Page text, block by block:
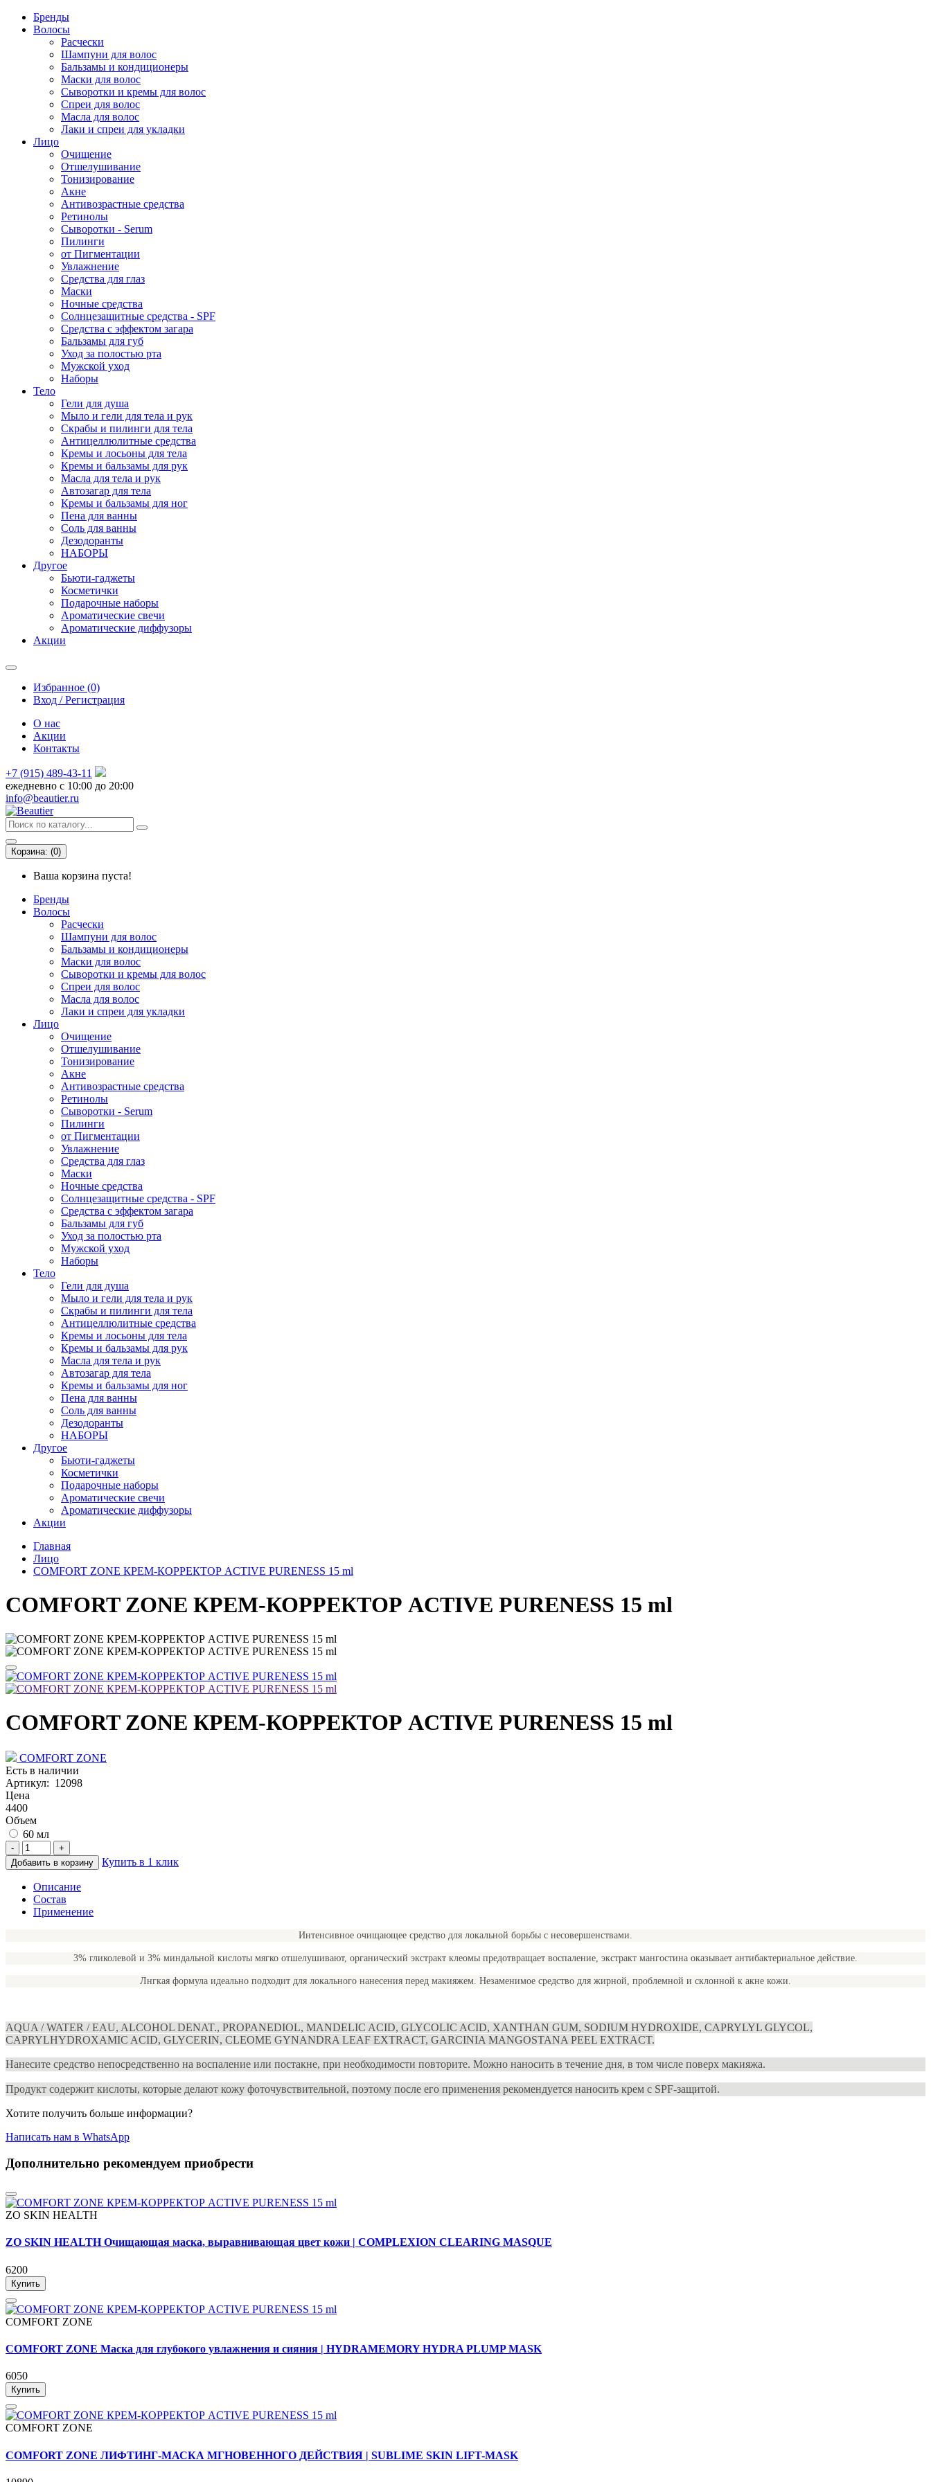
Бренды
Волосы
Расчески
Шампуни для волос
Бальзамы и кондиционеры
Маски для волос
Сыворотки и кремы для волос
Спреи для волос
Масла для волос
Лаки и спреи для укладки
Лицо
Очищение
Отшелушивание
Тонизирование
Акне
Антивозрастные средства
Ретинолы
Сыворотки - Serum
Пилинги
от Пигментации
Увлажнение
Средства для глаз
Маски
Ночные средства
Солнцезащитные средства - SPF
Средства c эффектом загара
Бальзамы для губ
Уход за полостью рта
Мужской уход
Наборы
Тело
Гели для душа
Мыло и гели для тела и рук
Скрабы и пилинги для тела
Антицеллюлитные средства
Кремы и лосьоны для тела
Кремы и бальзамы для рук
Масла для тела и рук
Автозагар для тела
Кремы и бальзамы для ног
Пена для ванны
Соль для ванны
Дезодоранты
НАБОРЫ
Другое
Бьюти-гаджеты
Косметички
Подарочные наборы
Ароматические свечи
Ароматические диффузоры
Акции
Избранное (0)
Вход / Регистрация
О нас
Акции
Контакты
+7 (915) 489-43-11
ежедневно с 10:00 до 20:00
info@beautier.ru
Корзина: (0)
Ваша корзина пуста!
Бренды
Волосы
Расчески
Шампуни для волос
Бальзамы и кондиционеры
Маски для волос
Сыворотки и кремы для волос
Спреи для волос
Масла для волос
Лаки и спреи для укладки
Лицо
Очищение
Отшелушивание
Тонизирование
Акне
Антивозрастные средства
Ретинолы
Сыворотки - Serum
Пилинги
от Пигментации
Увлажнение
Средства для глаз
Маски
Ночные средства
Солнцезащитные средства - SPF
Средства c эффектом загара
Бальзамы для губ
Уход за полостью рта
Мужской уход
Наборы
Тело
Гели для душа
Мыло и гели для тела и рук
Скрабы и пилинги для тела
Антицеллюлитные средства
Кремы и лосьоны для тела
Кремы и бальзамы для рук
Масла для тела и рук
Автозагар для тела
Кремы и бальзамы для ног
Пена для ванны
Соль для ванны
Дезодоранты
НАБОРЫ
Другое
Бьюти-гаджеты
Косметички
Подарочные наборы
Ароматические свечи
Ароматические диффузоры
Акции
Главная
Лицо
COMFORT ZONE КРЕМ-КОРРЕКТОР ACTIVE PURENESS 15 ml
COMFORT ZONE КРЕМ-КОРРЕКТОР ACTIVE PURENESS 15 ml
COMFORT ZONE КРЕМ-КОРРЕКТОР ACTIVE PURENESS 15 ml
COMFORT ZONE
Есть в наличии
Артикул: 12098
Цена
4400
Объем
60 мл
-
+
Добавить в корзину
Купить в 1 клик
Описание
Состав
Применение
Интенсивное очищающее средство для локальной борьбы с несовершенствами.
3% гликолевой и 3% миндальной кислоты мягко отшелушивают, органический экстракт клеомы предотвращает воспаление, экстракт мангостина оказывает антибактериальное действие.
Лнгкая формула идеально подходит для локального нанесения перед макияжем. Незаменимое средство для жирной, проблемной и склонной к акне кожи.
AQUA / WATER / EAU, ALCOHOL DENAT., PROPANEDIOL, MANDELIC ACID, GLYCOLIC ACID, XANTHAN GUM, SODIUM HYDROXIDE, CAPRYLYL GLYCOL,
CAPRYLHYDROXAMIC ACID, GLYCERIN, CLEOME GYNANDRA LEAF EXTRACT, GARCINIA MANGOSTANA PEEL EXTRACT.
Нанесите средство непосредственно на воспаление или постакне, при необходимости повторите. Можно наносить в течение дня, в том числе поверх макияжа.
Продукт содержит кислоты, которые делают кожу фоточувствительной, поэтому после его применения рекомендуется наносить крем с SPF-защитой.
Хотите получить больше информации?
Написать нам в WhatsApp
Дополнительно рекомендуем приобрести
ZO SKIN HEALTH
ZO SKIN HEALTH Очищающая маска, выравнивающая цвет кожи | COMPLEXION CLEARING MASQUE
6200
Купить
COMFORT ZONE
COMFORT ZONE Маска для глубокого увлажнения и сияния | HYDRAMEMORY HYDRA PLUMP MASK
6050
Купить
COMFORT ZONE
COMFORT ZONE ЛИФТИНГ-МАСКА МГНОВЕННОГО ДЕЙСТВИЯ | SUBLIME SKIN LIFT-MASK